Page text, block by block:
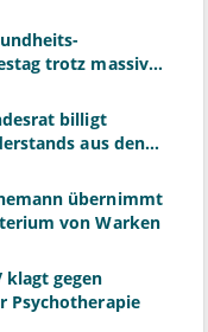
trotz massiver
billigt
aus den
übernimmt
von Warken
klagt gegen
Psychotherapie